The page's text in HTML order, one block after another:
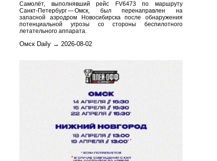
Самолёт, выполнявший рейс FV6473 по маршруту
Санкт‑Петербург — Омск, был перенаправлен на
запасной аэродром Новосибирска после обнаружения
потенциальной угрозы со стороны беспилотного
летательного аппарата.
Омск Daily → 2026-08-02